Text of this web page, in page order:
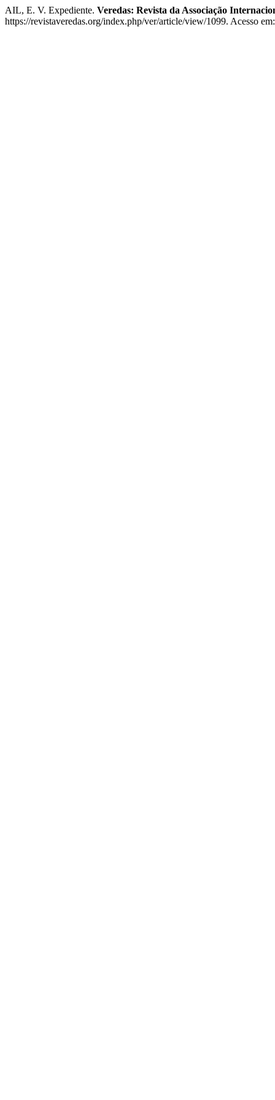
AIL, E. V. Expediente. Veredas: Revista da Associação
https://revistaveredas.org/index.php/ver/article/view/1099. Acesso